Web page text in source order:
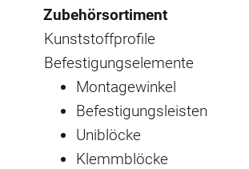
Zubehörsortiment
Kunststoffprofile
Befestigungselemente
Montagewinkel
Befestigungsleisten
Uniblöcke
Klemmblöcke